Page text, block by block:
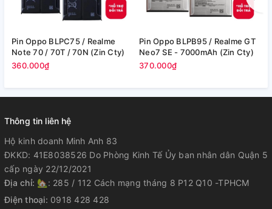
Pin Oppo BLPC75 / Realme
Note 70 / 70T / 70N (Zin Cty)
360.000₫
Pin Oppo BLPB95 / Realme GT
Neo7 SE - 7000mAh (Zin Cty)
370.000₫
Thông tin liên hệ
Hộ kinh doanh Minh Anh 83
ĐKKD: 41E8038526 Do Phòng Kinh Tế Ủy ban nhân dân Quận 5
cấp ngày 22/12/2021
Địa chỉ: 🏡: 285 / 112 Cách mạng tháng 8 P12 Q10 -TPHCM
Điện thoại: 0918 428 428